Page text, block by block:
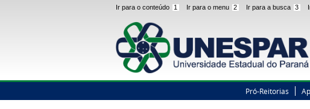
Ir para o conteúdo 1 Ir para o menu 2 Ir para a busca 3
Pró-Reitorias